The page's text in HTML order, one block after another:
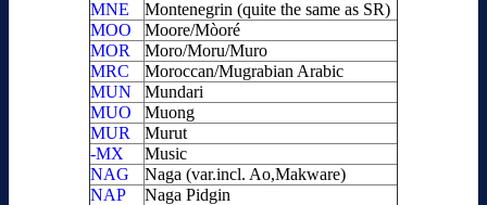
MNE
Montenegrin (quite the same as SR)
MOO
Moore/Mòoré
MOR
Moro/Moru/Muro
MRC
Moroccan/Mugrabian Arabic
MUN
Mundari
MUO
Muong
MUR
Murut
-MX
Music
NAG
Naga (var.incl. Ao,Makware)
NAP
Naga Pidgin